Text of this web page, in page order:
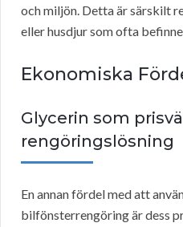
och miljön. Detta är särskilt
eller husdjur som ofta
Ekonomiska
Glycerin som
rengöringslösning
En annan fördel med att
bilfönsterrengöring är dess